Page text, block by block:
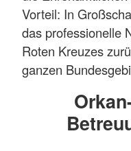
Vorteil: In
das professionelle
Roten Kreuzes
ganzen